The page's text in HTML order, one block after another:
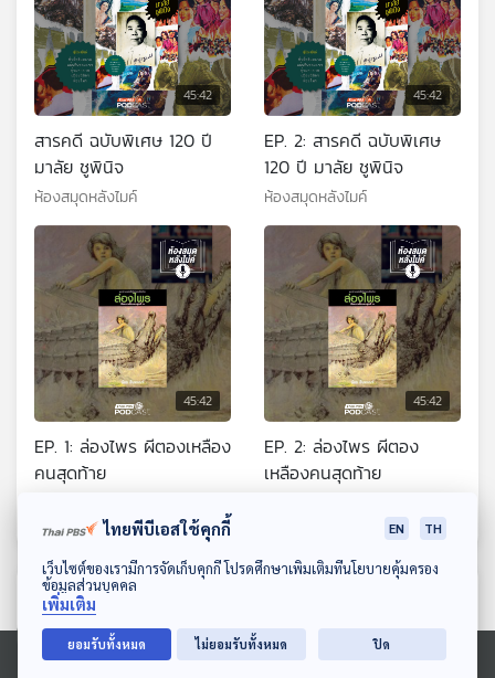
ดาวน์โหลด Thai PBS Podcast Application
45:42
สารคดี ฉบับพิเศษ 120 ปี
มาลัย ชูพินิจ
ห้องสมุดหลังไมค์
45:42
EP. 2: สารคดี ฉบับพิเศษ
120 ปี มาลัย ชูพินิจ
ห้องสมุดหลังไมค์
45:42
EP. 1: ล่องไพร ผีตองเหลือง
คนสุดท้าย
45:42
EP. 2: ล่องไพร ผีตอง
เหลืองคนสุดท้าย
ตอนที่เกี่ยวข้อง
ไทยพีบีเอสใช้คุกกี้ EN TH
เว็บไซต์ของเรามีการจัดเก็บคุกกี้ โปรดศึกษาเพิ่มเติมที่นโยบายคุ้มครอง
ข้อมูลส่วนบุคคล
เพิ่มเติม
ยอมรับทั้งหมด ไม่ยอมรับทั้งหมด ปิด